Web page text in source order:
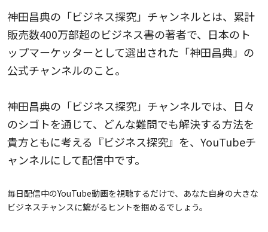
神田昌典の「ビジネス探究」チャンネルとは、 累計
販売数400万部超のビジネス書の著者で、日本のト
ップマーケッターとして選出された「神田昌典」の
公式チャンネルのこと。
神田昌典の「ビジネス探究」チャンネルでは、日々
のシゴトを通じて、どんな難問でも解決する方法を
貴方ともに考える『ビジネス探究』を、YouTubeチ
ャンネルにして配信中です。
毎日配信中のYouTube動画を視聴するだけで、あなた自身の大きな
ビジネスチャンスに繋がるヒントを掴めるでしょう。